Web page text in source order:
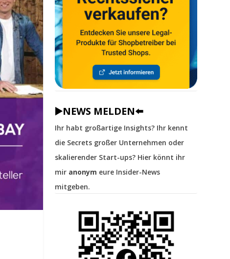
▶️NEWS MELDEN⬅️
Ihr habt großartige Insights? Ihr kennt
die Secrets großer Unternehmen oder
skalierender Start-ups? Hier könnt ihr
mir anonym eure Insider-News
mitgeben.